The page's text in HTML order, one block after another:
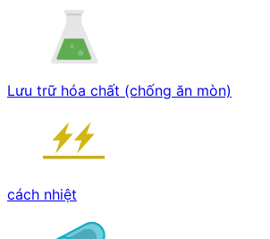
Lưu trữ hóa chất (chống ăn mòn)
cách nhiệt